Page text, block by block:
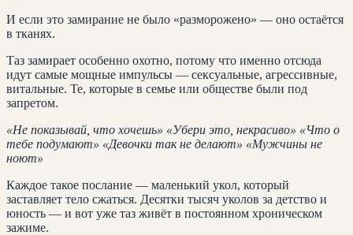
И если это замирание не было «разморожено» — оно остаётся
в тканях.
Таз замирает особенно охотно, потому что именно отсюда
идут самые мощные импульсы — сексуальные, агрессивные,
витальные. Те, которые в семье или обществе были под
запретом.
«Не показывай, что хочешь» «Убери это, некрасиво» «Что о
тебе подумают» «Девочки так не делают» «Мужчины не
ноют»
Каждое такое послание — маленький укол, который
заставляет тело сжаться. Десятки тысяч уколов за детство и
юность — и вот уже таз живёт в постоянном хроническом
зажиме.